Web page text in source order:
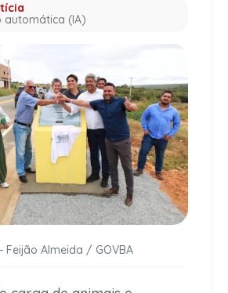
automática (IA)
Feijão Almeida / GOVBA